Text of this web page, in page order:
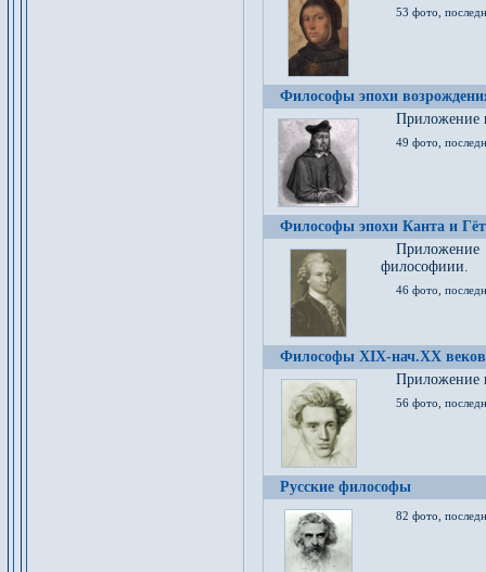
53 фото,
Философы эпохи
Приложение
49 фото,
Философы эпохи Канта и
философиии.
46 фото,
Философы XIX-нач.XX веков
Приложение
56 фото,
Русские философы
82 фото,